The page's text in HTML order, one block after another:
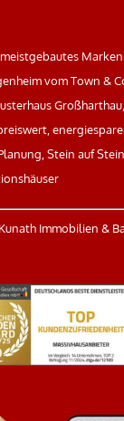
vom Town &
Stein auf
Immobilien &